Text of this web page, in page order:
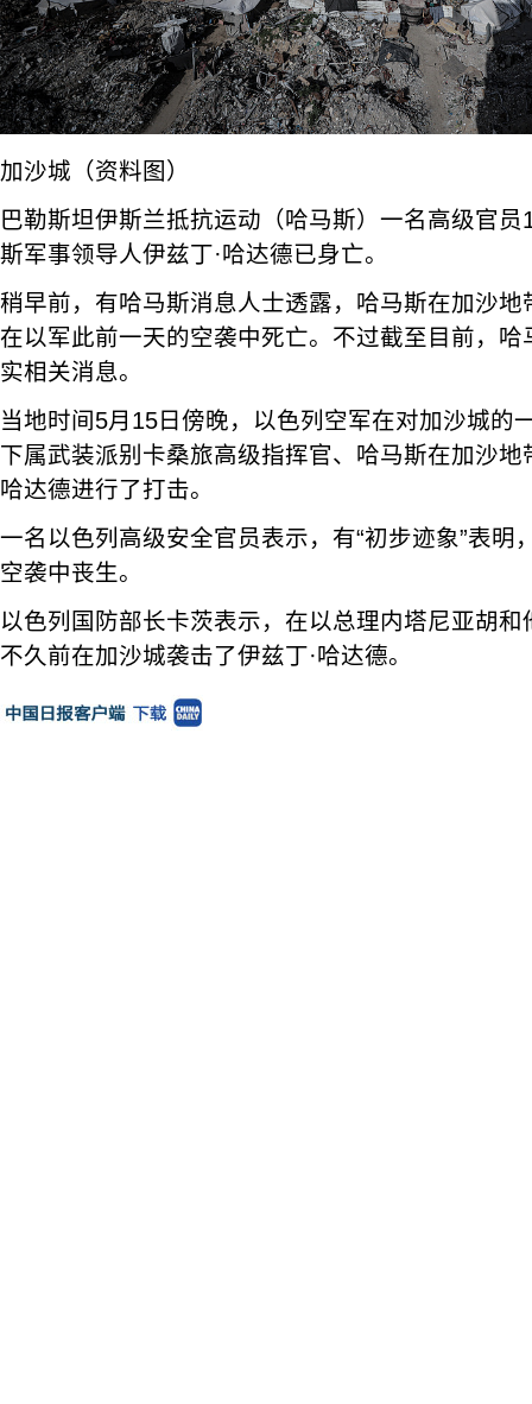
加沙城（资料图）
巴勒斯坦伊斯兰抵抗运动（哈马斯）一名高级官
斯军事领导人伊兹丁·哈达德已身亡。
稍早前，有哈马斯消息人士透露，哈马斯在加沙
在以军此前一天的空袭中死亡。不过截至目前，
实相关消息。
当地时间5月15日傍晚，以色列空军在对加沙城的
下属武装派别卡桑旅高级指挥官、哈马斯在加沙地
哈达德进行了打击。
一名以色列高级安全官员表示，有“初步迹象”表明
空袭中丧生。
以色列国防部长卡茨表示，在以总理内塔尼亚胡
不久前在加沙城袭击了伊兹丁·哈达德。